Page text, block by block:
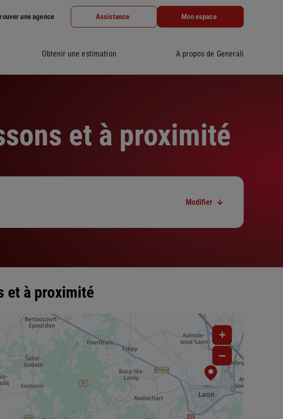
une agence Assistance Mon espace
Obtenir une estimation A propos de Generali
et à proximité
Modifier
et à proximité
+
−